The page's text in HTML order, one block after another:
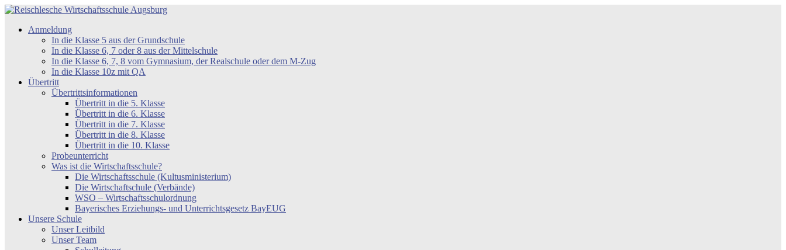
Zum
springen
Reischlesche
Wirtschaftsschule
Anmeldung
In die Klasse 5 aus der Grundschule
In die Klasse 6, 7 oder 8 aus der Mittelschule
In die Klasse 6, 7, 8 vom Gymnasium, der Realschule oder dem M-Zug
In die Klasse 10z mit QA
Übertritt
Übertrittsinformationen
Übertritt in die 5. Klasse
Übertritt in die 6. Klasse
Übertritt in die 7. Klasse
Übertritt in die 8. Klasse
Übertritt in die 10. Klasse
Probeunterricht
Was ist die Wirtschaftsschule?
Die Wirtschaftsschule (Kultusministerium)
Die Wirtschaftschule (Verbände)
WSO – Wirtschaftsschulordnung
Bayerisches Erziehungs- und Unterrichtsgesetz BayEUG
Unsere Schule
Unser Leitbild
Unser Team